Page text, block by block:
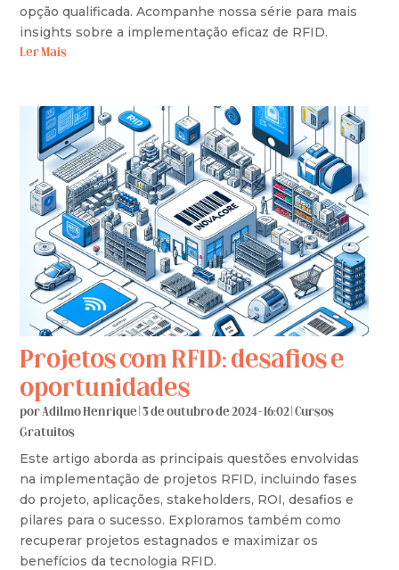
opção qualificada. Acompanhe nossa série para mais
insights sobre a implementação eficaz de RFID.
Ler Mais
Projetos com RFID: desafios e
oportunidades
porAdilmo Henrique |3 de outubro de 2024 - 16:02 |Cursos
Gratuitos
Este artigo aborda as principais questões envolvidas
na implementação de projetos RFID, incluindo fases
do projeto, aplicações, stakeholders, ROI, desafios e
pilares para o sucesso. Exploramos também como
recuperar projetos estagnados e maximizar os
benefícios da tecnologia RFID.